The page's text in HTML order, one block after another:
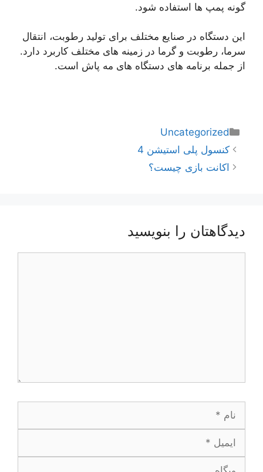
گونه پمپ ها استفاده شود.
این دستگاه در صنایع مختلف برای تولید رطوبت، انتقال
سرما، رطوبت و گرما در زمینه های مختلف کاربرد دارد.
از جمله برنامه های دستگاه های مه پاش است.
دسته‌ها
Uncategorized
ناوبری
نوشته‌ها
کنسول پلی استیشن 4
اکانت بازی چیست؟
دیدگاهتان را بنویسید
ایمیل
وبگاه